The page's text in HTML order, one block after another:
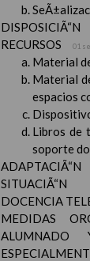
RECURSOS
01
Material
Material
espacios
Libros de
soporte
DOCENCIA
MEDIDAS
ALUMNADO